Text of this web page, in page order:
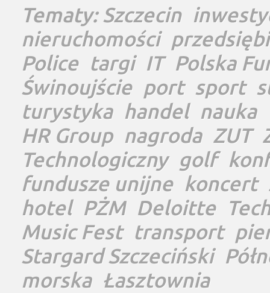
Tematy:Szczecin
nieruchomości
Police targi IT Polska
Świnoujście port sport
turystyka handel nauka
HR Group nagroda ZUT
Technologiczny golf
fundusze unijne koncert
hotel PŻM Deloitte
Music Fest transport
Stargard Szczeciński
morska Łasztownia